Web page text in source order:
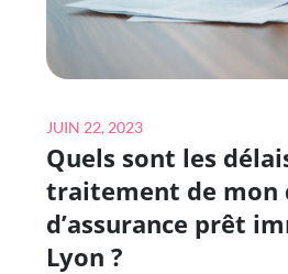
SÉCURITÉ
VOTRE
Posted
on
JUIN 22, 2023
Quels sont les
traitement de mon
d’assurance prêt
Lyon ?